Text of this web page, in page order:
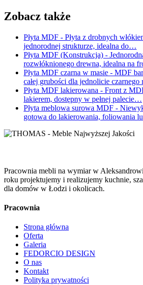
Zobacz także
Płyta MDF - Płyta z drobnych
jednorodnej strukturze, idealna do…
Płyta MDF (Konstrukcja) -
rozwłóknionego drewna, idealna na
Płyta MDF czarna w masie - MDF
całej grubości dla jednolicie
Płyta MDF lakierowana - Front z
lakierem, dostępny w pełnej palecie…
Płyta meblowa surowa MDF -
gotowa do lakierowania, foliowania
Pracownia mebli na wymiar w
roku projektujemy i realizujemy kuchnie,
dla domów w Łodzi i okolicach.
Pracownia
Strona główna
Oferta
Galeria
FEDORCIO DESIGN
O nas
Kontakt
Polityka prywatności